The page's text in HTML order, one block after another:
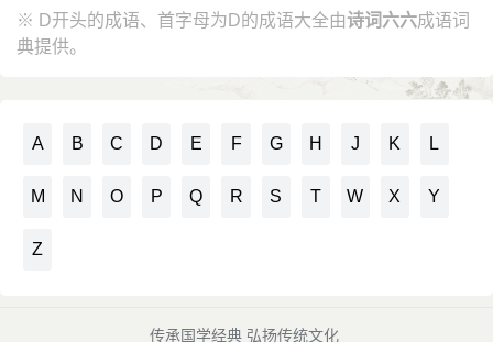
※ D开头的成语、首字母为D的成语大全由诗词六六成语词
典提供。
A B C D E F G H J K L
M N O P Q R S T W X Y
Z
传承国学经典 弘扬传统文化